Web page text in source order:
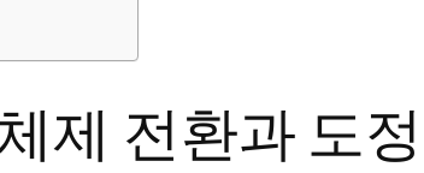
제 전환과 도